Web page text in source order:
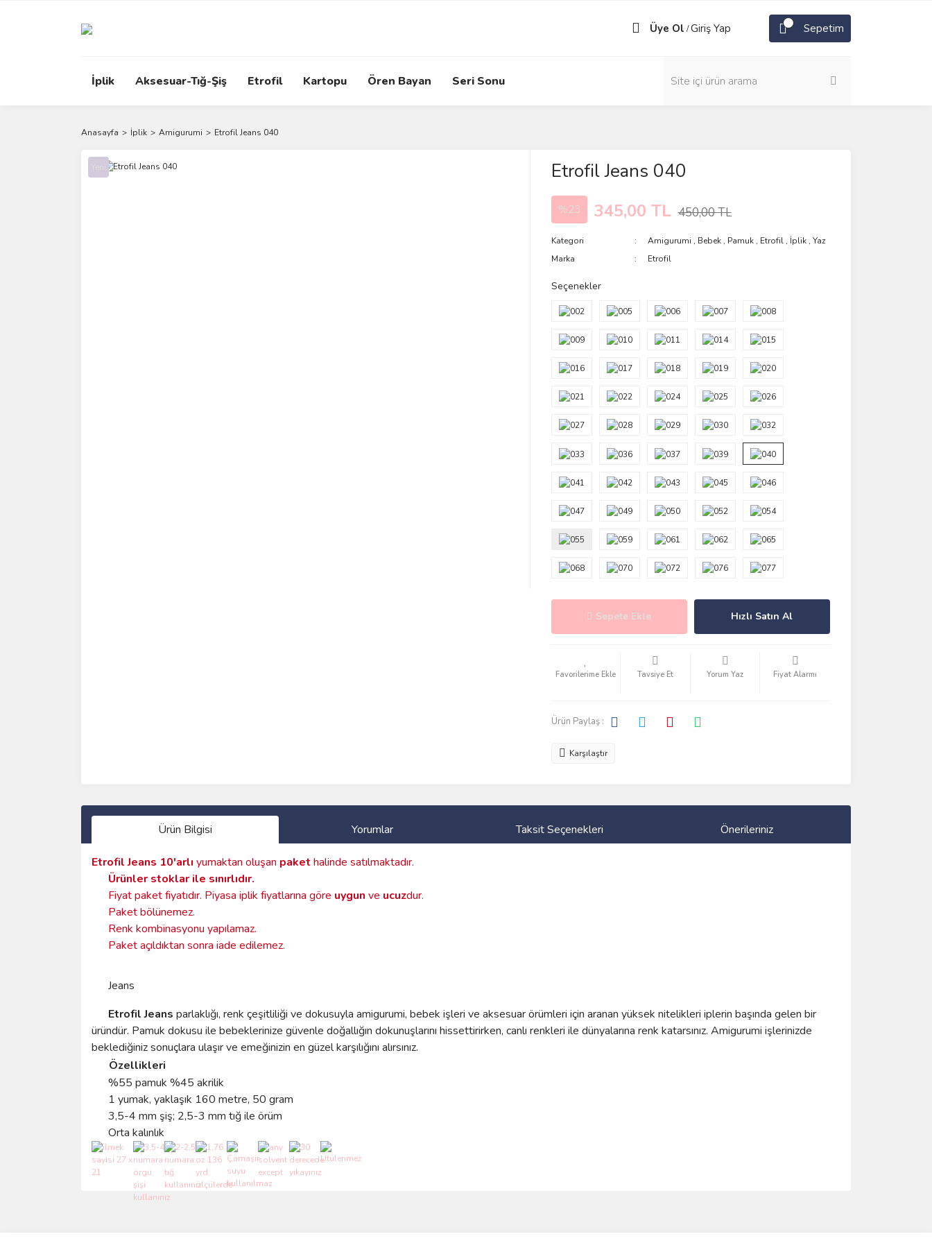
Üye Ol /Giriş Yap Sepetim
İplik Aksesuar-Tığ-Şiş Etrofil Kartopu Ören Bayan Seri Sonu
Anasayfa İplik Amigurumi Etrofil Jeans 040
Etrofil Jeans 040
%23 345,00 TL 450,00 TL
Kategori Amigurumi , Bebek , Pamuk , Etrofil, İplik ,Yaz
Marka
Etrofil
Seçenekler
Sepete Ekle Hızlı Satın Al
Tavsiye Et Yorum Yaz Fiyat Alarmı
Ürün Paylaş :
Karşılaştır
Ürün Bilgisi Yorumlar Taksit Seçenekleri Önerileriniz
Etrofil Jeans 10'arlı yumaktan oluşan paket halinde satılmaktadır.
Ürünler stoklar ile sınırlıdır.
Fiyat paket fiyatıdır. Piyasa iplik fiyatlarına göre uygun ve ucuzdur.
Paket bölünemez.
Renk kombinasyonu yapılamaz.
Paket açıldıktan sonra iade edilemez.
Jeans
Etrofil Jeans parlaklığı, renk çeşitliliği ve dokusuyla amigurumi, bebek işleri ve aksesuar örümleri için aranan yüksek nitelikleri iplerin başında gelen bir
üründür. Pamuk dokusu ile bebeklerinize güvenle doğallığın dokunuşlarını hissettirirken, canlı renkleri ile dünyalarına renk katarsınız. Amigurumi işlerinizde
beklediğiniz sonuçlara ulaşır ve emeğinizin en güzel karşılığını alırsınız.
Özellikleri
%55 pamuk %45 akrilik
1 yumak, yaklaşık 160 metre, 50 gram
3,5-4 mm şiş; 2,5-3 mm tığ ile örüm
Orta kalınlık